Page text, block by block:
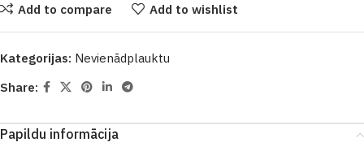
Add to compare Add to wishlist
Kategorijas: Nevienādplauktu
Share:
Papildu informācija